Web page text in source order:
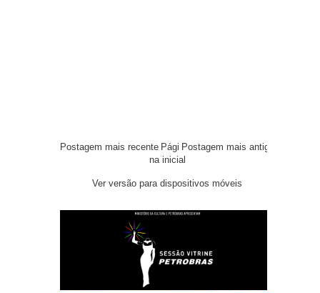
Postagem mais recente Postagem mais antiga
Pági
na inicial
Ver versão para dispositivos móveis